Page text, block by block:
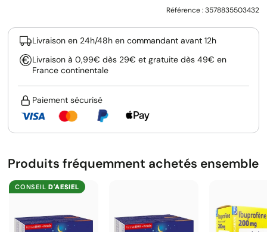
Référence :3578835503432
Livraison en 24h/48h en commandant avant 12h
Livraison à 0,99€ dès 29€ et gratuite dès 49€ en
France continentale
Paiement sécurisé
Produits fréquemment achetés ensemble
CONSEILD'AESIEL